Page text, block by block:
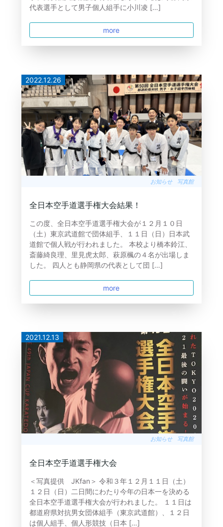
代表選手として男子個人組手に小川凌 […]
more
2022.12.26
お知らせ 写真館
全日本空手道選手権大会結果！
この度、全日本空手道選手権大会が１２月１０日
（土）東京武道館で団体組手、１１日（日）日本武
道館で個人戦が行われました。 本校より橋本鈴江、
斎藤綺良理、里見虎太郎、萩原楓の４名が出場しま
した。 四人とも静岡県の代表として団 […]
more
2021.12.13
お知らせ 写真館
全日本空手道選手権大会
＜写真提供 JKfan＞ 令和３年１２月１１日（土）
１２日（日）二日間にわたり今年の日本一を決める
全日本空手道選手権大会が行われました。 １１日は
都道府県対抗男女団体組手（東京武道館）、１２日
は個人組手、個人形競技（日本 […]